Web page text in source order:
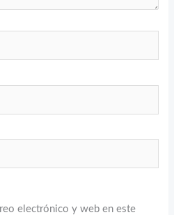
electrónico y web en este